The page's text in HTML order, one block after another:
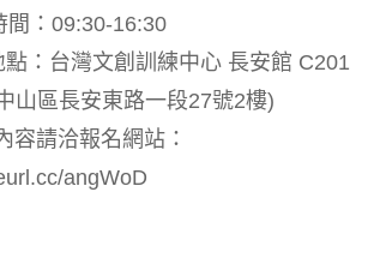
間：09:30-16:30
點：台灣文創訓練中心 長安館 C201
山區長安東路一段27號2樓)
容請洽報名網站：
angWoD